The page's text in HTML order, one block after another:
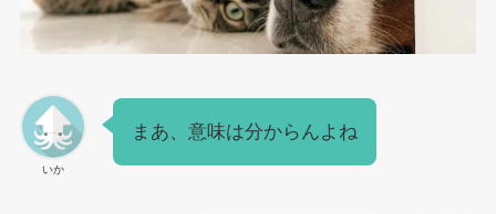
いか
まあ、意味は分からんよね